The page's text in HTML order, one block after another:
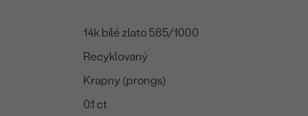
14k bílé zlato 585/1000
Recyklovaný
Krapny (prongs)
0.1 ct